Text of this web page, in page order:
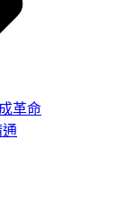
革命